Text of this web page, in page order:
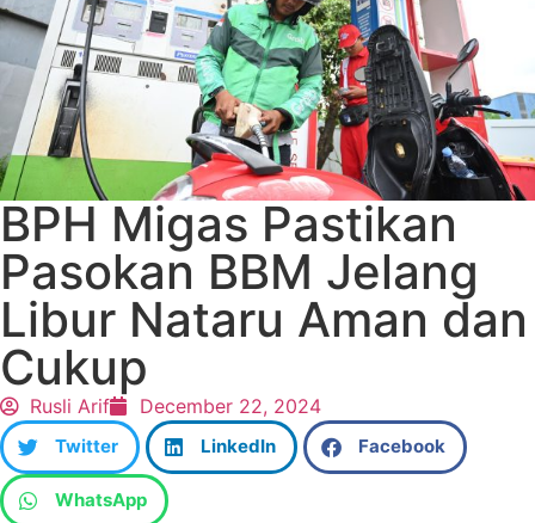
BPH Migas Pastikan
Pasokan BBM Jelang
Libur Nataru Aman dan
Cukup
Rusli Arif December 22, 2024
Twitter LinkedIn Facebook
WhatsApp